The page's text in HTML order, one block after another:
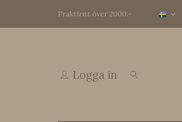
Fraktfritt över 2000:-
Logga in